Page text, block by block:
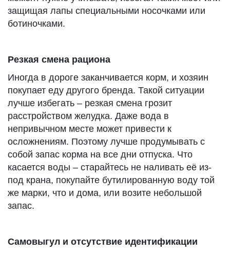
защищая лапы специальными носочками или
ботиночками.
Резкая смена рациона
Иногда в дороге заканчивается корм, и хозяин
покупает еду другого бренда. Такой ситуации
лучше избегать – резкая смена грозит
расстройством желудка. Даже вода в
непривычном месте может привести к
осложнениям. Поэтому лучше продумывать с
собой запас корма на все дни отпуска. Что
касается воды – старайтесь не наливать её из-
под крана, покупайте бутилированную воду той
же марки, что и дома, или возите небольшой
запас.
Самовыгул и отсутствие идентификации